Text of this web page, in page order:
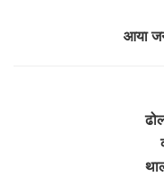
आया